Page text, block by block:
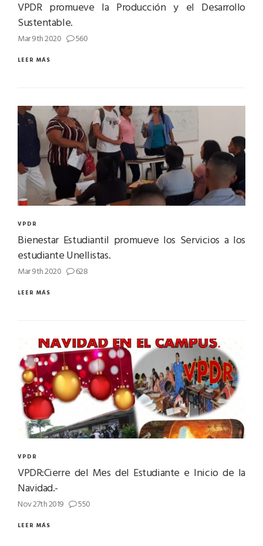
VPDR promueve la Producción y el Desarrollo
Sustentable.
Mar 9th 2020 560
LEER MÁS
VPDR
Bienestar Estudiantil promueve los Servicios a los
estudiante Unellistas.
Mar 9th 2020 628
LEER MÁS
VPDR
VPDR:Cierre del Mes del Estudiante e Inicio de la
Navidad.-
Nov 27th 2019 550
LEER MÁS